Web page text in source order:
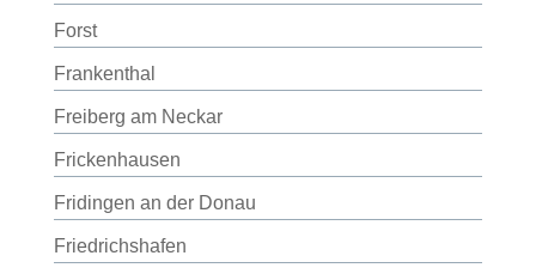
Forst
Frankenthal
Freiberg am Neckar
Frickenhausen
Fridingen an der Donau
Friedrichshafen